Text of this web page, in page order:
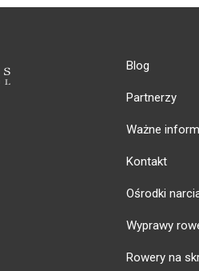
Blog
Partnerzy
Ważne
Kontakt
Ośrodki
Wyprawy
Rowery na